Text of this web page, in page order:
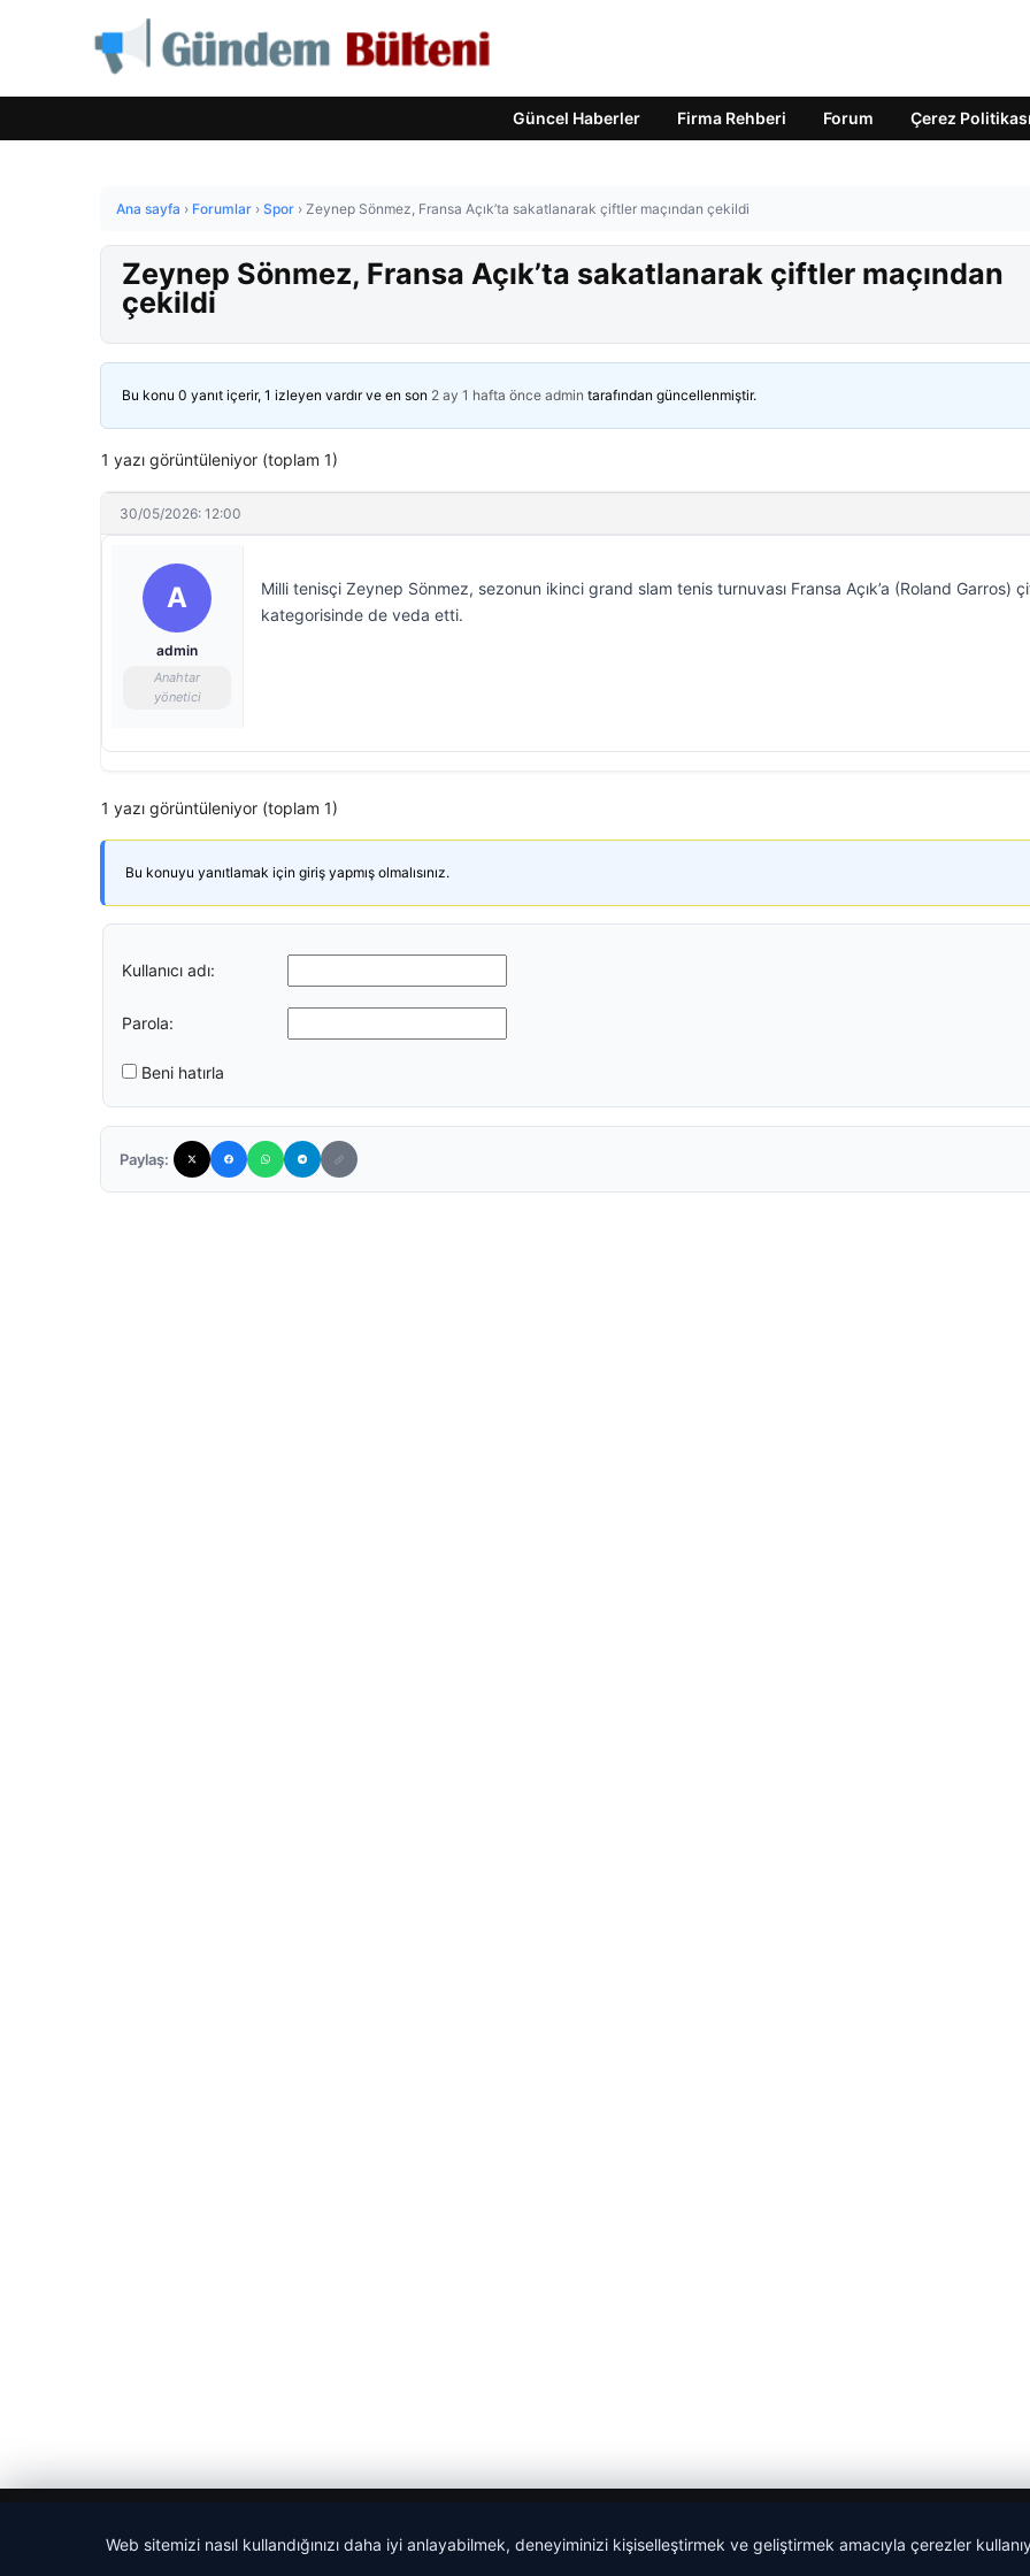
Güncel Haberler Firma Rehberi Forum Çerez Politikası
Ana sayfa › Forumlar › Spor › Zeynep Sönmez, Fransa Açık’ta sakatlanarak çiftler maçından çekildi
Zeynep Sönmez, Fransa Açık’ta sakatlanarak çiftler maçından
çekildi
Bu konu 0 yanıt içerir, 1 izleyen vardır ve en son 2 ay 1 hafta önce admin tarafından güncellenmiştir.
1 yazı görüntüleniyor (toplam 1)
30/05/2026: 12:00
A
admin
Anahtar
yönetici
Milli tenisçi Zeynep Sönmez, sezonun ikinci grand slam tenis turnuvası Fransa Açık’a (Roland Garros)
kategorisinde de veda etti.
1 yazı görüntüleniyor (toplam 1)
Bu konuyu yanıtlamak için giriş yapmış olmalısınız.
Kullanıcı adı:
Parola:
Beni hatırla
Paylaş:
Web sitemizi nasıl kullandığınızı daha iyi anlayabilmek, deneyiminizi kişiselleştirmek ve geliştirmek amacıyla çerezler